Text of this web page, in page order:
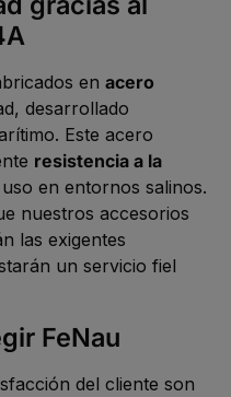
en acero
desarrollado
Este acero
resistencia a la
en entornos salinos.
nuestros accesorios
las exigentes
un servicio fiel
FeNau
del cliente son